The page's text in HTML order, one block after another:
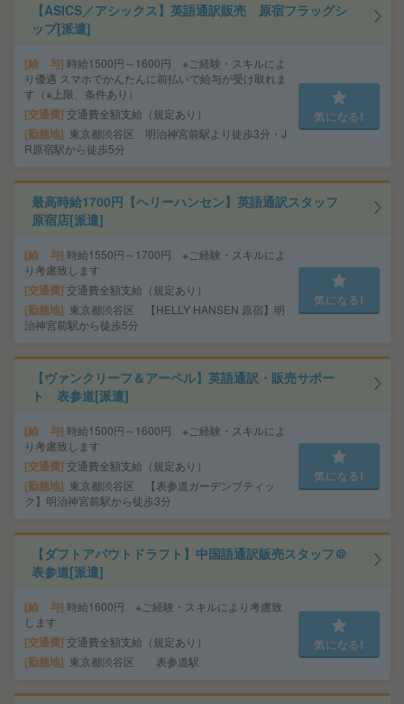
【ASICS／アシックス】英語通訳販売 原宿フラッグシ
ップ[派遣]
給 与 時給1500円～1600円 ※ご経験・スキルによ
り優遇 スマホでかんたんに前払いで給与が受け取れま
す（※上限、条件あり）
交通費 交通費全額支給（規定あり）
勤務地
東京都渋谷区 明治神宮前駅より徒歩3分・J
R原宿駅から徒歩5分
気になる!
最高時給1700円【ヘリーハンセン】英語通訳スタッフ
原宿店[派遣]
給 与 時給1550円～1700円 ※ご経験・スキルによ
り考慮致します
交通費 交通費全額支給（規定あり）
勤務地
東京都渋谷区 【HELLY HANSEN 原宿】明
治神宮前駅から徒歩5分
気になる!
【ヴァンクリーフ＆アーペル】英語通訳・販売サポー
ト 表参道[派遣]
給 与 時給1500円～1600円 ※ご経験・スキルによ
り考慮致します
交通費 交通費全額支給（規定あり）
勤務地
東京都渋谷区 【表参道ガーデンブティッ
ク】明治神宮前駅から徒歩3分
気になる!
【ダフトアバウトドラフト】中国語通訳販売スタッフ＠
表参道[派遣]
給 与 時給1600円 ※ご経験・スキルにより考慮致
します
交通費 交通費全額支給（規定あり）
勤務地 東京都渋谷区 表参道駅
気になる!